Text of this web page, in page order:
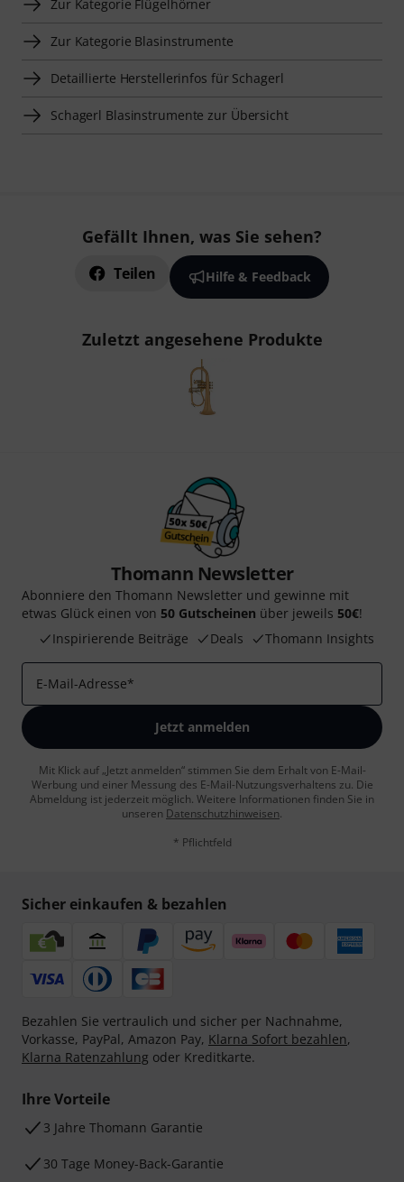
Zur Kategorie Flügelhörner
Zur Kategorie Blasinstrumente
Detaillierte Herstellerinfos für Schagerl
Schagerl Blasinstrumente zur Übersicht
Gefällt Ihnen, was Sie sehen?
Teilen Hilfe & Feedback
Zuletzt angesehene Produkte
Thomann Newsletter
Abonniere den Thomann Newsletter und gewinne mit
etwas Glück einen von 50 Gutscheinen über jeweils 50€!
Inspirierende Beiträge
Deals Thomann Insights
E-Mail-Adresse*
Jetzt anmelden
Mit Klick auf „Jetzt anmelden“ stimmen Sie dem Erhalt von E-Mail-
Werbung und einer Messung des E-Mail-Nutzungsverhaltens zu. Die
Abmeldung ist jederzeit möglich. Weitere Informationen finden Sie in
unseren Datenschutzhinweisen.
* Pflichtfeld
Sicher einkaufen & bezahlen
Bezahlen Sie vertraulich und sicher per Nachnahme,
Vorkasse, PayPal, Amazon Pay, Klarna Sofort bezahlen,
Klarna Ratenzahlung oder Kreditkarte.
Ihre Vorteile
3 Jahre Thomann Garantie
30 Tage Money-Back-Garantie